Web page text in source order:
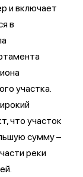
и включает
в
участка.
что участок
сумму –
реки